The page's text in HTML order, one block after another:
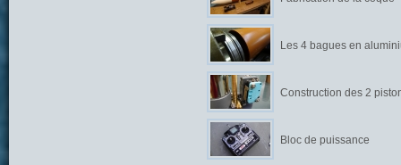
Les 4 bagues en
Construction des 2
Bloc de puissance